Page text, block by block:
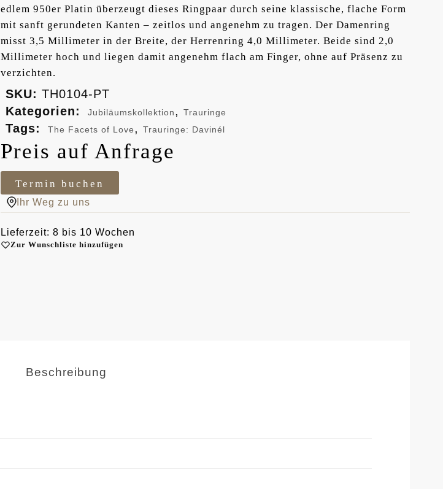
edlem 950er Platin überzeugt dieses Ringpaar durch seine klassische, flache Form
mit sanft gerundeten Kanten – zeitlos und angenehm zu tragen. Der Damenring
misst 3,5 Millimeter in der Breite, der Herrenring 4,0 Millimeter. Beide sind 2,0
Millimeter hoch und liegen damit angenehm flach am Finger, ohne auf Präsenz zu
verzichten.
SKU: TH0104-PT
Kategorien:
Jubiläumskollektion, Trauringe
Tags: The Facets of Love, Trauringe: Davinél
Preis auf Anfrage
Termin buchen
Ihr Weg zu uns
Lieferzeit: 8 bis 10 Wochen
Zur Wunschliste hinzufügen
Beschreibung